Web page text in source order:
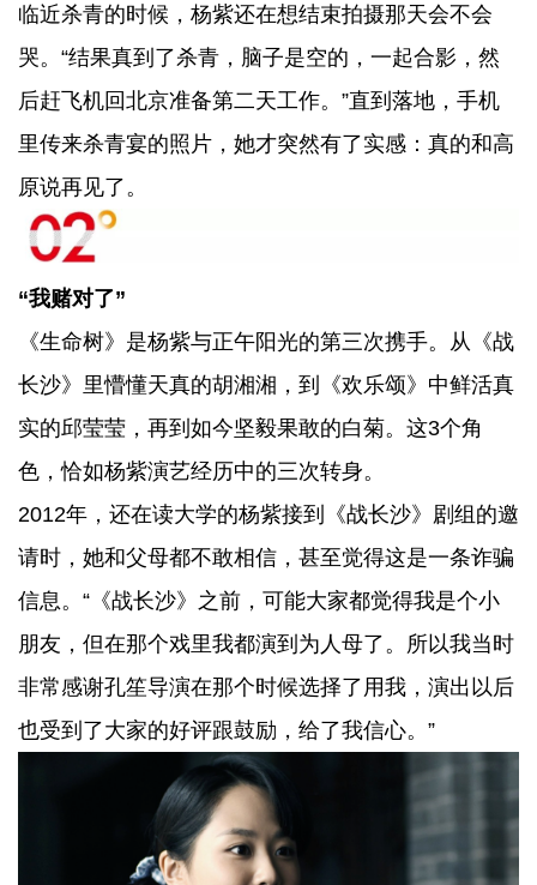
临近杀青的时候，杨紫还在想结束拍摄那天会不会
哭。“结果真到了杀青，脑子是空的，一起合影，然
后赶飞机回北京准备第二天工作。”直到落地，手机
里传来杀青宴的照片，她才突然有了实感：真的和高
原说再见了。
“我赌对了”
《生命树》是杨紫与正午阳光的第三次携手。从《战
长沙》里懵懂天真的胡湘湘，到《欢乐颂》中鲜活真
实的邱莹莹，再到如今坚毅果敢的白菊。这3个角
色，恰如杨紫演艺经历中的三次转身。
2012年，还在读大学的杨紫接到《战长沙》剧组的邀
请时，她和父母都不敢相信，甚至觉得这是一条诈骗
信息。“《战长沙》之前，可能大家都觉得我是个小
朋友，但在那个戏里我都演到为人母了。所以我当时
非常感谢孔笙导演在那个时候选择了用我，演出以后
也受到了大家的好评跟鼓励，给了我信心。”